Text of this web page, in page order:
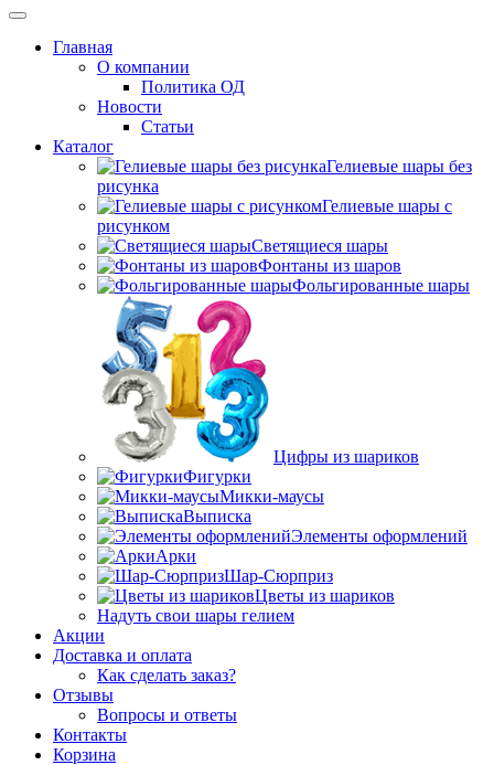
Главная
О компании
Политика ОД
Новости
Статьи
Каталог
Гелиевые шары без
рисунка
Гелиевые шары с
рисунком
Светящиеся шары
Фонтаны из шаров
Фольгированные шары
Цифры из шариков
Фигурки
Микки-маусы
Выписка
Элементы оформлений
Арки
Шар-Сюрприз
Цветы из шариков
Надуть свои шары гелием
Акции
Доставка и оплата
Как сделать заказ?
Отзывы
Вопросы и ответы
Контакты
Корзина